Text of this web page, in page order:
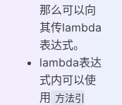
那么可以向
其传lambda
表达式。
lambda表达
式内可以使
用 方法引